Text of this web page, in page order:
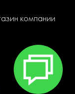
компании